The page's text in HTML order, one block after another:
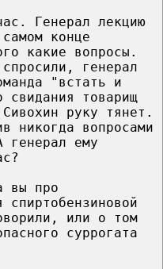
Генерал лекцию
конце
какие вопросы.
генерал
"встать и
товарищ
руку тянет.
никогда вопросами
генерал ему
вы про
спиртобензиновой
или о том
суррогата